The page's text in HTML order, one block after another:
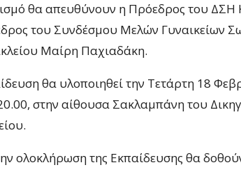
θα απευθύνουν η Πρόεδρος του ΔΣΗ
του Συνδέσμου Μελών Γυναικείων
Μαίρη Παχιαδάκη.
θα υλοποιηθεί την Τετάρτη 18
στην αίθουσα Σακλαμπάνη του
ολοκλήρωση της Εκπαίδευσης θα